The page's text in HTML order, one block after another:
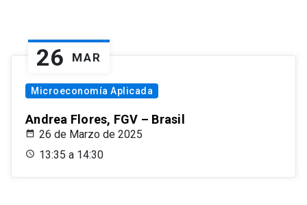
26 MAR
Microeconomía Aplicada
Andrea Flores, FGV – Brasil
26 de Marzo de 2025
13:35 a 14:30